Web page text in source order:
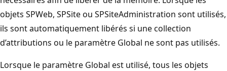
objets SPWeb, SPSite ou SPSiteAdministration sont utilisés,
ils sont automatiquement libérés si une collection
d’attributions ou le paramètre Global ne sont pas utilisés.
Lorsque le paramètre Global est utilisé, tous les objets